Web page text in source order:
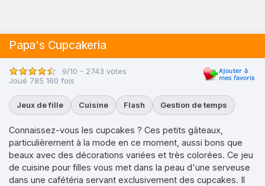
Papa's Cupcakeria
9/10 - 2743 votes
Joué 785 160 fois
Jeux de fille Cuisine Flash Gestion de temps
Connaissez-vous les cupcakes ? Ces petits gâteaux,
particulièrement à la mode en ce moment, aussi bons que
beaux avec des décorations variées et très colorées. Ce jeu
de cuisine pour filles vous met dans la peau d'une serveuse
dans une cafétéria servant exclusivement des cupcakes. Il